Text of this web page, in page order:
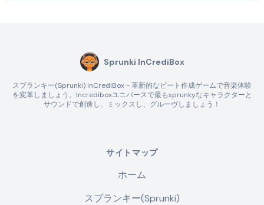
Sprunki InCrediBox
スプランキー(Sprunki) InCrediBox - 革新的なビート作成ゲームで音楽体験
を変革しましょう。Incrediboxユニバースで最もsprunkyなキャラクターと
サウンドで創造し、ミックスし、グルーヴしましょう！
サイトマップ
ホーム
スプランキー(Sprunki)